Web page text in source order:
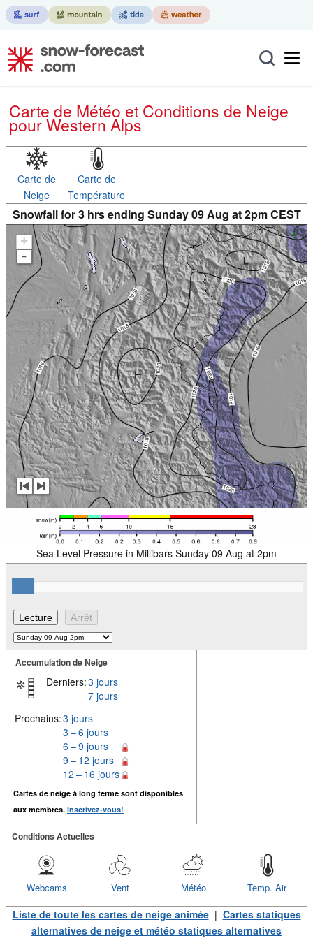
Carte de Météo et Conditions de Neige
pour Western Alps
Carte de
Neige
Carte de
Température
Snowfall for 3 hrs ending Sunday 09 Aug at 2pm CEST
+
-
Sea Level Pressure in Millibars Sunday 09 Aug at 2pm
Accumulation de Neige
Derniers:3 jours
7 jours
Prochains:3 jours
3 – 6 jours
6 – 9 jours
9 – 12 jours
12 – 16 jours
Cartes de neige à long terme sont disponibles
aux membres. Inscrivez-vous!
Conditions Actuelles
Temp. Air
Météo
Vent
Webcams
Liste de toute les cartes de neige animée| Cartes statiques
alternatives de neige et météo statiques alternatives